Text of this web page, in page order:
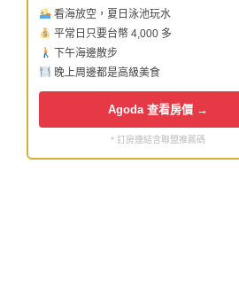
看海放空，夏日泳池玩水
平常日只要台幣 4,000 多
下午海邊散步
晚上周邊都是高級美食
Agoda 查看房價 →
* 訂房連結含聯盟推薦碼